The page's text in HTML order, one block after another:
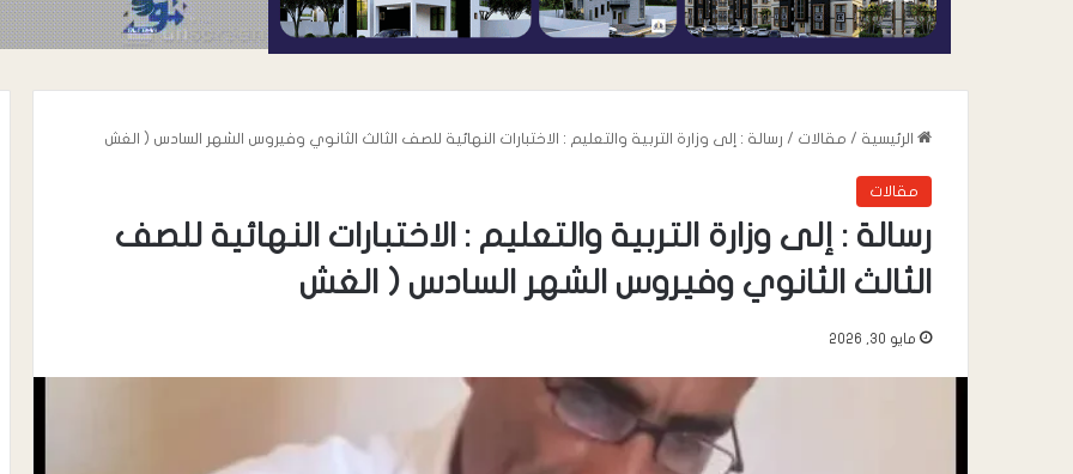
الرئيسية / مقالات / رسالة : إلى وزارة التربية والتعليم : الاختبارات النهائية للصف الثالث الثانوي وفيروس الشهر السادس ( الغش
مقالات
رسالة : إلى وزارة التربية والتعليم : الاختبارات النهائية للصف
الثالث الثانوي وفيروس الشهر السادس ( الغش
مايو 30, 2026
واتحاد الكرة بلحج بشأن نظام دوري
الدرجة الثالثة